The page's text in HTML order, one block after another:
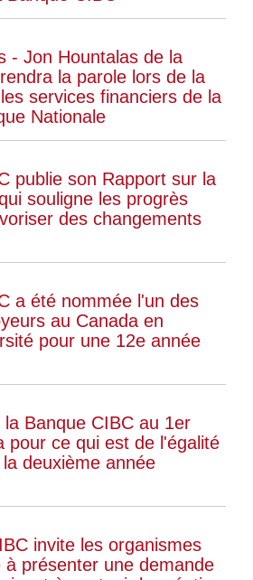
- Jon Hountalas de la
la parole lors de la
services financiers de la
Nationale
publie son Rapport sur la
souligne les progrès
des changements
a été nommée l'un des
au Canada en
pour une 12e année
la Banque CIBC au 1er
pour ce qui est de l'égalité
deuxième année
invite les organismes
à présenter une demande